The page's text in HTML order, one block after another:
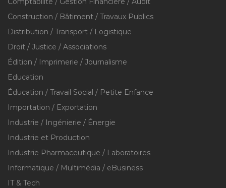
Construction / Bâtiment / Travaux Publics
Distribution / Transport / Logistique
Droit / Justice / Associations
Édition / Imprimerie / Journalisme
Education
Éducation / Travail Social / Petite Enfance
Importation / Exportation
Industrie / Ingénierie / Énergie
Industrie et Production
Industrie Pharmaceutique / Laboratoires
Informatique / Multimédia / eBusiness
IT & Tech